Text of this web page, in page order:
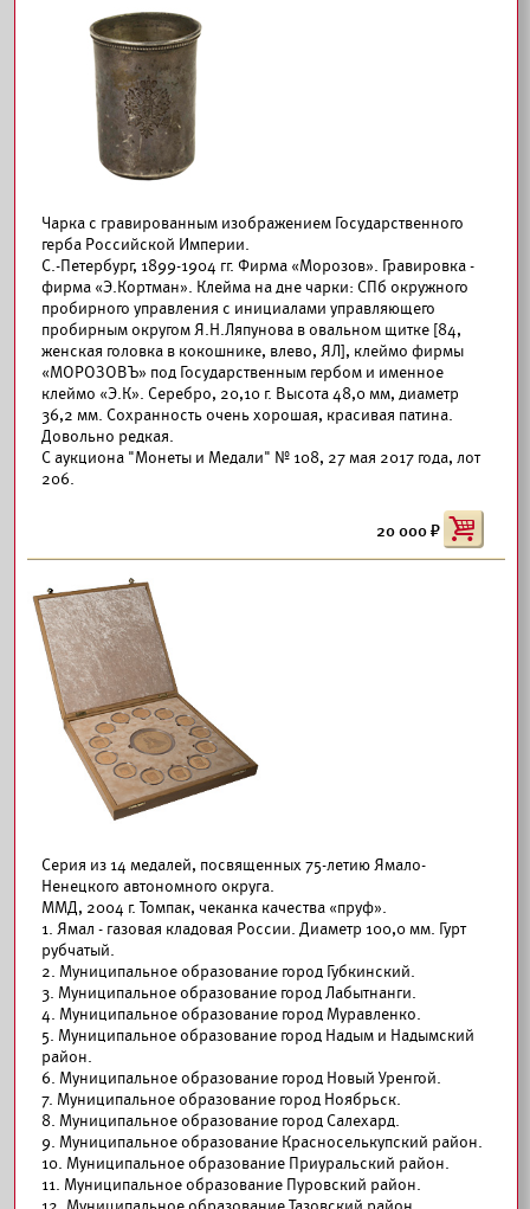
Чарка с гравированным изображением Государственного
герба Российской Империи.
С.-Петербург, 1899-1904 гг. Фирма «Морозов». Гравировка -
фирма «Э.Кортман». Клейма на дне чарки: СПб окружного
пробирного управления с инициалами управляющего
пробирным округом Я.Н.Ляпунова в овальном щитке [84,
женская головка в кокошнике, влево, ЯЛ], клеймо фирмы
«МОРОЗОВЪ» под Государственным гербом и именное
клеймо «Э.К». Серебро, 20,10 г. Высота 48,0 мм, диаметр
36,2 мм. Сохранность очень хорошая, красивая патина.
Довольно редкая.
С аукциона "Монеты и Медали" № 108, 27 мая 2017 года, лот
206.
20 000
Серия из 14 медалей, посвященных 75-летию Ямало-
Ненецкого автономного округа.
ММД, 2004 г. Томпак, чеканка качества «пруф».
1. Ямал - газовая кладовая России. Диаметр 100,0 мм. Гурт
рубчатый.
2. Муниципальное образование город Губкинский.
3. Муниципальное образование город Лабытнанги.
4. Муниципальное образование город Муравленко.
5. Муниципальное образование город Надым и Надымский
район.
6. Муниципальное образование город Новый Уренгой.
7. Муниципальное образование город Ноябрьск.
8. Муниципальное образование город Салехард.
9. Муниципальное образование Красноселькупский район.
10. Муниципальное образование Приуральский район.
11. Муниципальное образование Пуровский район.